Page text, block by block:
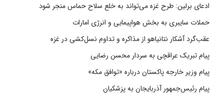
ادعای برلین: طرح غزه می‌تواند به خلع سلاح حماس منجر شود
حملات سایبری به بخش هواپیمایی و انرژی امارات
عقب‌گرد آشکار نتانیاهو از مذاکره و تداوم نسل‌کشی در غزه
پیام تبریک عراقچی به سردار محسن رضایی
پیام وزیر خارجه پاکستان درباره «توافق مکه»
پیام رئیس‌جمهور آذربایجان به پزشکیان